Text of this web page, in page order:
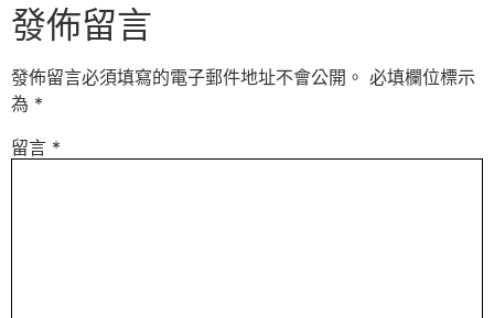
發佈留言
發佈留言必須填寫的電子郵件地址不會公開。 必填欄位標示
為 *
留言 *